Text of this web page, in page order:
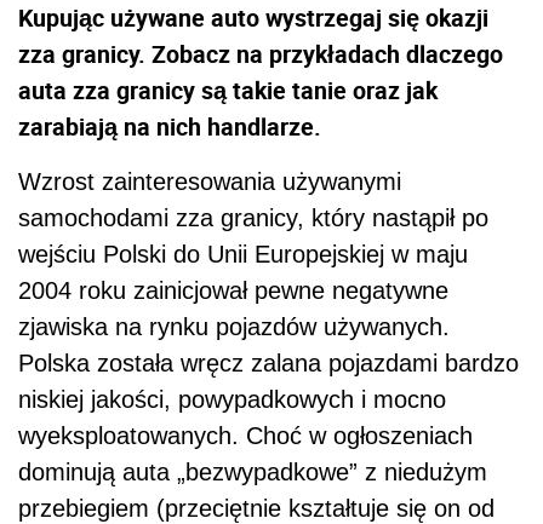
Kupując używane auto wystrzegaj się okazji
zza granicy. Zobacz na przykładach dlaczego
auta zza granicy są takie tanie oraz jak
zarabiają na nich handlarze.
Wzrost zainteresowania używanymi
samochodami zza granicy, który nastąpił po
wejściu Polski do Unii Europejskiej w maju
2004 roku zainicjował pewne negatywne
zjawiska na rynku pojazdów używanych.
Polska została wręcz zalana pojazdami bardzo
niskiej jakości, powypadkowych i mocno
wyeksploatowanych. Choć w ogłoszeniach
dominują auta „bezwypadkowe” z niedużym
przebiegiem (przeciętnie kształtuje się on od